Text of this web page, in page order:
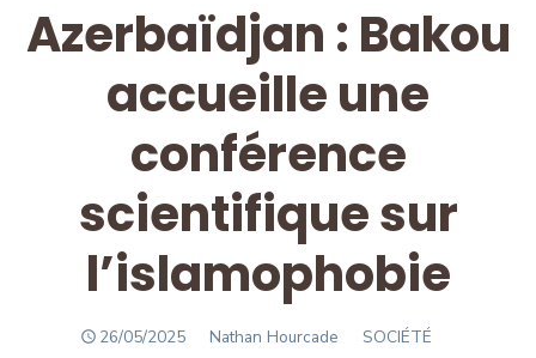
Azerbaïdjan : Bakou
accueille une
conférence
scientifique sur
l’islamophobie
POSTED
26/05/2025 Author
Nathan Hourcade SOCIÉTÉ